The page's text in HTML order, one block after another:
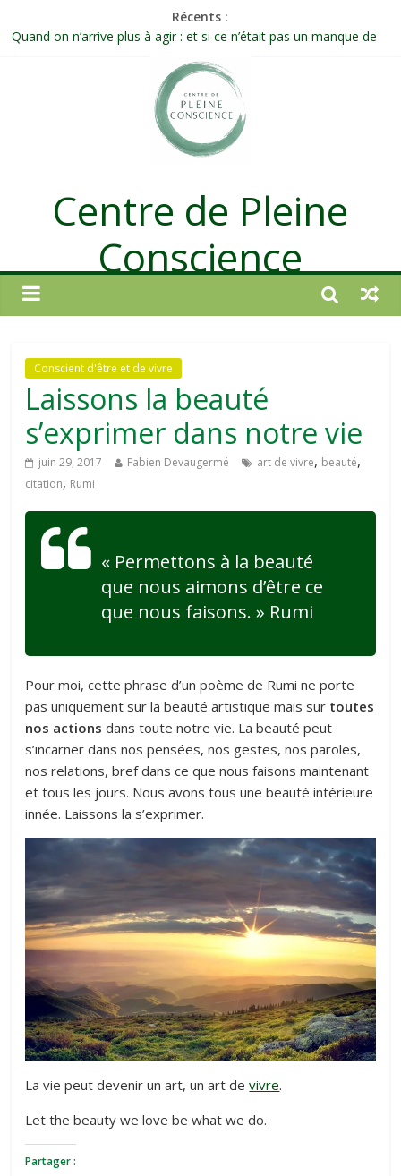
Récents :
Célébrer la Vie jusque dans les petites actions
Quand on n’arrive plus à agir : et si ce n’était pas un manque de
Une attention consciente d’elle-même, non dirigée par le mental
Méditer un peu chaque jour : un rituel profond et transformateur
Prolonger la vie ou découvrir ce qui ne vieillit pas ?
Centre de Pleine
Conscience
Conscient d'être et de vivre
Laissons la beauté
s’exprimer dans notre vie
juin 29, 2017 Fabien Devaugermé art de vivre, beauté,
citation, Rumi
« Permettons à la beauté
que nous aimons d’être ce
que nous faisons. » Rumi
Pour moi, cette phrase d’un poème de Rumi ne porte
pas uniquement sur la beauté artistique mais sur toutes
nos actions dans toute notre vie. La beauté peut
s’incarner dans nos pensées, nos gestes, nos paroles,
nos relations, bref dans ce que nous faisons maintenant
et tous les jours. Nous avons tous une beauté intérieure
innée. Laissons la s’exprimer.
La vie peut devenir un art, un art devivre.
Let the beauty we love be what we do.
Partager :